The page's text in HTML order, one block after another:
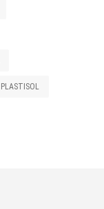
PLASTISOL